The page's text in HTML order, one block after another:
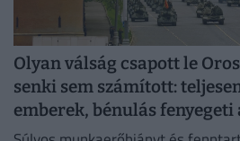
Olyan válság csapott le
senki sem számított:
emberek, bénulás fenyegeti